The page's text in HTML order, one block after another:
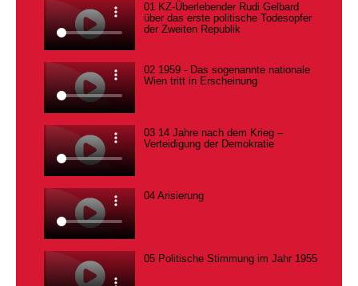
01 KZ-Überlebender Rudi Gelbard
über das erste politische Todesopfer
der Zweiten Republik
02 1959 - Das sogenannte nationale
Wien tritt in Erscheinung
03 14 Jahre nach dem Krieg –
Verteidigung der Demokratie
04 Arisierung
05 Politische Stimmung im Jahr 1955